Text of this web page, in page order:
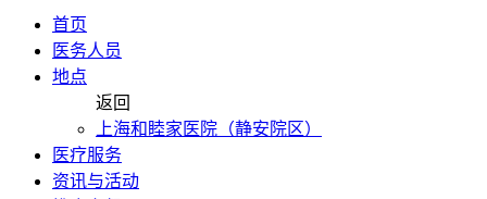
首页
医务人员
地点
返回
上海和睦家医院（静安院区）
医疗服务
资讯与活动